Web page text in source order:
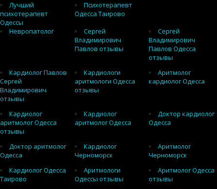
Лучший
психотерапевт
Одессы
Психотерапевт
Одесса Таирово
Невропатолог
Сергей
Владимирович
Павлов отзывы
Сергей
Владимирович
Павлов Одесса
отзывы
Кардиолог Павлов
Сергей
Владимирович
отзывы
Кардиологи
аритмологи Одесса
отзывы
Аритмолог
кардиолог Одесса
Кардиолог
аритмолог Одесса
отзывы
Кардиолог
аритмолог Одесса
Доктор кардиолог
Одесса
Доктор аритмолог
Одесса
Кардиолог
Черноморск
Аритмолог
Черноморск
Кардиолог Одесса
Таирово
Аритмологи
Одессы отзывы
Аритмолог Одесса
отзывы